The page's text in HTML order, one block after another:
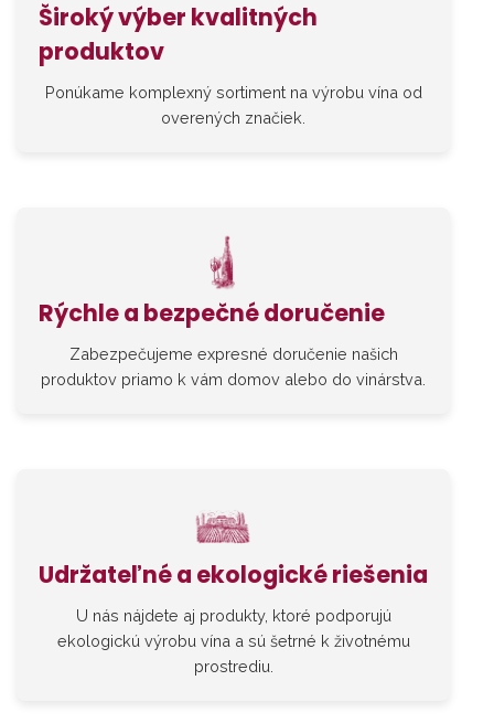
Široký výber kvalitných
produktov
Ponúkame komplexný sortiment na výrobu vína od
overených značiek.
Rýchle a bezpečné doručenie
Zabezpečujeme expresné doručenie našich
produktov priamo k vám domov alebo do vinárstva.
Udržateľné a ekologické riešenia
U nás nájdete aj produkty, ktoré podporujú
ekologickú výrobu vína a sú šetrné k životnému
prostrediu.